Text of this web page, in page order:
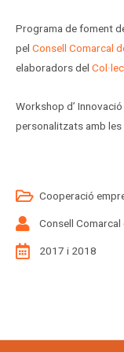
Programa de foment
pel Consell Comarcal
elaboradors del
Workshop d’
personalitzats amb
Cooperació
Consell Comarcal
2017 i 2018